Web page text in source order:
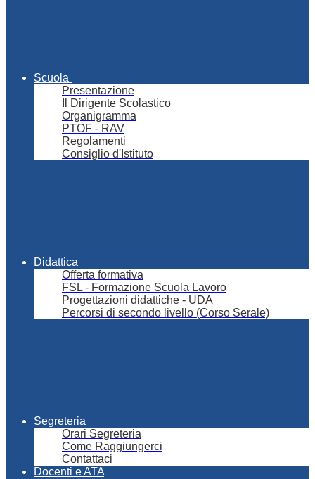
Scuola
Presentazione
Il Dirigente Scolastico
Organigramma
PTOF - RAV
Regolamenti
Consiglio d'Istituto
Didattica
Offerta formativa
FSL - Formazione Scuola Lavoro
Progettazioni didattiche - UDA
Percorsi di secondo livello (Corso Serale)
Segreteria
Orari Segreteria
Come Raggiungerci
Contattaci
Docenti e ATA